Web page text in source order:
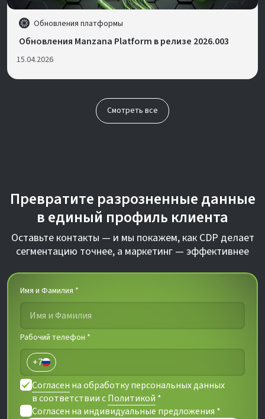
Обновления платформы
Обновления Manzana Platform в релизе 2026.003
15.04.2026
Смотреть все
Превратите разрозненные данные
в единый профиль клиента
Оставьте контакты — и мы покажем, как CDP делает
сегментацию точнее, а маркетинг — эффективнее
Имя и Фамилия *
Рабочий телефон *
Russia
+7
+7
Согласен на обработку персональных данных
в соответствии сПолитикой *
Согласен на индивидуальные предложения *